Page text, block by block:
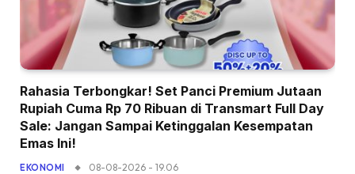
Rahasia Terbongkar! Set Panci Premium Jutaan
Rupiah Cuma Rp 70 Ribuan di Transmart Full Day
Sale: Jangan Sampai Ketinggalan Kesempatan
Emas Ini!
EKONOMI 08-08-2026 - 19.06